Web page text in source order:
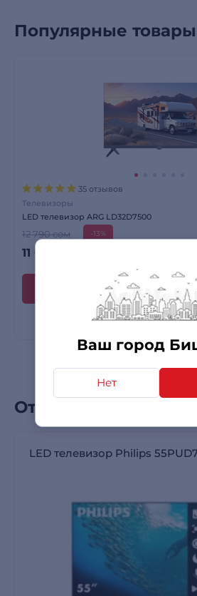
Ваш город
Нет
Популярные товары
35 отзывов
Телевизоры
LED телевизор ARG LD32D7500
12 790 сом -13%
11 090
Отзывы покупателей
LED телевизор Philips